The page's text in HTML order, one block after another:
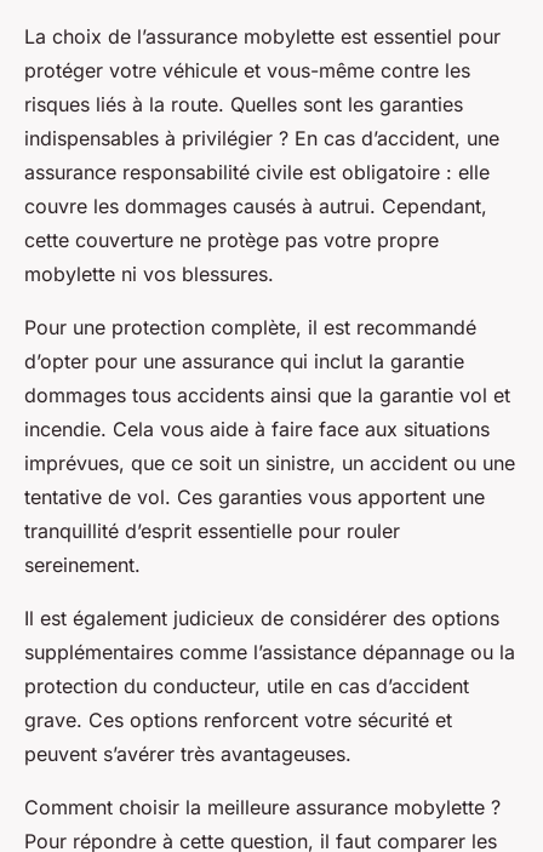
La choix de l’assurance mobylette est essentiel pour
protéger votre véhicule et vous-même contre les
risques liés à la route. Quelles sont les garanties
indispensables à privilégier ? En cas d’accident, une
assurance responsabilité civile est obligatoire : elle
couvre les dommages causés à autrui. Cependant,
cette couverture ne protège pas votre propre
mobylette ni vos blessures.
Pour une protection complète, il est recommandé
d’opter pour une assurance qui inclut la garantie
dommages tous accidents ainsi que la garantie vol et
incendie. Cela vous aide à faire face aux situations
imprévues, que ce soit un sinistre, un accident ou une
tentative de vol. Ces garanties vous apportent une
tranquillité d’esprit essentielle pour rouler
sereinement.
Il est également judicieux de considérer des options
supplémentaires comme l’assistance dépannage ou la
protection du conducteur, utile en cas d’accident
grave. Ces options renforcent votre sécurité et
peuvent s’avérer très avantageuses.
Comment choisir la meilleure assurance mobylette ?
Pour répondre à cette question, il faut comparer les